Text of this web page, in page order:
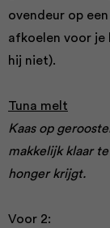
ovendeur op
afkoelen voor je
hij niet).
Tuna melt
Kaas op
makkelijk klaar
honger krijgt.
Voor 2: